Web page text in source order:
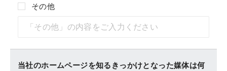
その他
当社のホームページを知るきっかけとなった媒体は何